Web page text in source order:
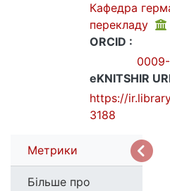
Кафедра
перекладу
ORCID :
eKNITSHIR
https://
3188
Метрики
Більше про